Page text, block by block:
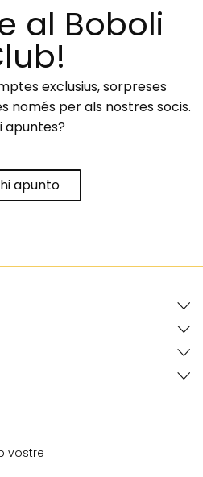
al Boboli
exclusius, sorpreses
només per als nostres socis.
apuntes?
apunto
vostre